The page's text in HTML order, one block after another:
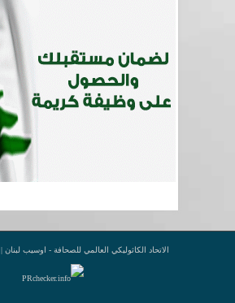
الاتحاد الكاثوليكي العالمي للصحافة - اوسيب لبنان |